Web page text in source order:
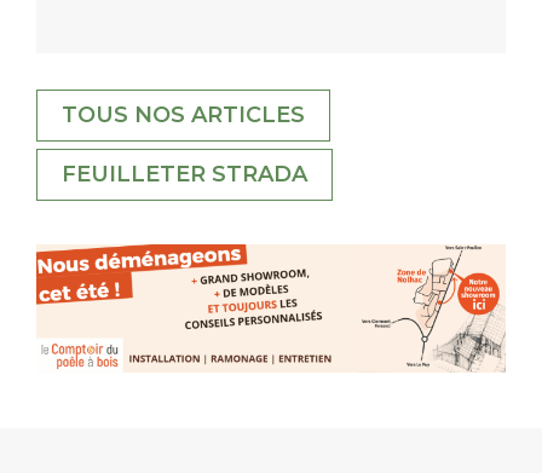
TOUS NOS ARTICLES
FEUILLETER STRADA